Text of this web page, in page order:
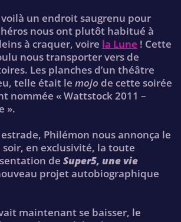
un endroit saugrenu pour
nous ont plutôt habitué à
à craquer, voire la Lune ! Cette
nous transporter vers de
Les planches d’un théâtre
telle était le mojo de cette soirée
nommée « Wattstock 2011 –
».
Philémon nous annonça le
soir, en exclusivité, la toute
de Super5, une vie
projet autobiographique
maintenant se baisser, le